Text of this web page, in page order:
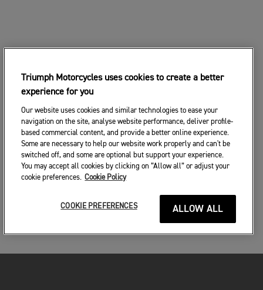
Triumph Motorcycles uses cookies to create a better
experience for you
Our website uses cookies and similar technologies to ease your
navigation on the site, analyse website performance, deliver profile-
based commercial content, and provide a better online experience.
Some are necessary to help our website work properly and can't be
switched off, and some are optional but support your experience.
You may accept all cookies by clicking on “Allow all” or adjust your
cookie preferences. Cookie Policy
ALLOW ALL
COOKIE PREFERENCES